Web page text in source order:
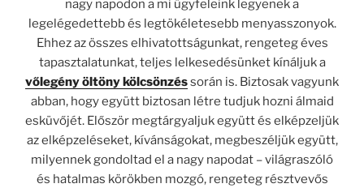
nagy napodon a mi ügyfeleink legyenek a
legelégedettebb és legtökéletesebb menyasszonyok.
Ehhez az összes elhivatottságunkat, rengeteg éves
tapasztalatunkat, teljes lelkesedésünket kínáljuk a
vőlegény öltöny kölcsönzéssorán is. Biztosak vagyunk
abban, hogy együtt biztosan létre tudjuk hozni álmaid
esküvőjét. Először megtárgyaljuk együtt és elképzeljük
az elképzeléseket, kívánságokat, megbeszéljük együtt,
milyennek gondoltad el a nagy napodat – világraszóló
és hatalmas körökben mozgó, rengeteg résztvevős